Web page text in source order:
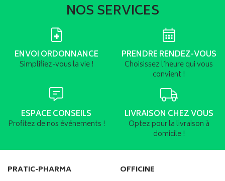
NOS SERVICES
ENVOI ORDONNANCE
Simplifiez-vous la vie !
PRENDRE RENDEZ-VOUS
Choisissez l’heure qui vous
convient !
ESPACE CONSEILS
Profitez de nos événements !
LIVRAISON CHEZ VOUS
Optez pour la livraison à
domicile !
PRATIC-PHARMA OFFICINE